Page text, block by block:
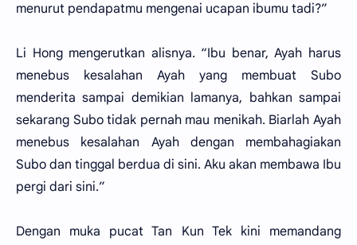
menurut pendapatmu mengenai ucapan ibumu tadi?”
Li Hong mengerutkan alisnya. “Ibu benar, Ayah harus
menebus kesalahan Ayah yang membuat Subo
menderita sampai demikian lamanya, bahkan sampai
sekarang Subo tidak pernah mau menikah. Biarlah Ayah
menebus kesalahan Ayah dengan membahagiakan
Subo dan tinggal berdua di sini. Aku akan membawa Ibu
pergi dari sini.”
Dengan muka pucat Tan Kun Tek kini memandang